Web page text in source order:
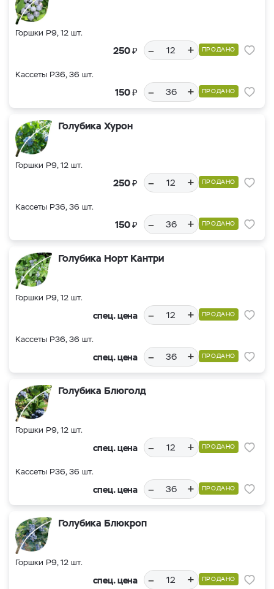
Горшки Р9, 12 шт.
250₽ – + ПРОДАНО
Кассеты Р36, 36 шт.
150₽ – + ПРОДАНО
Голубика Хурон
Горшки Р9, 12 шт.
250₽ – + ПРОДАНО
Кассеты Р36, 36 шт.
150₽ – + ПРОДАНО
Голубика Норт Кантри
Горшки Р9, 12 шт.
спец. цена – + ПРОДАНО
Кассеты Р36, 36 шт.
спец. цена – + ПРОДАНО
Голубика Блюголд
Горшки Р9, 12 шт.
спец. цена – + ПРОДАНО
Кассеты Р36, 36 шт.
спец. цена – + ПРОДАНО
Голубика Блюкроп
Горшки Р9, 12 шт.
спец. цена – + ПРОДАНО